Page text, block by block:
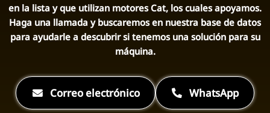
en la lista y que utilizan motores Cat, los cuales apoyamos.
Haga una llamada y buscaremos en nuestra base de datos
para ayudarle a descubrir si tenemos una solución para su
máquina.
Correo electrónico WhatsApp